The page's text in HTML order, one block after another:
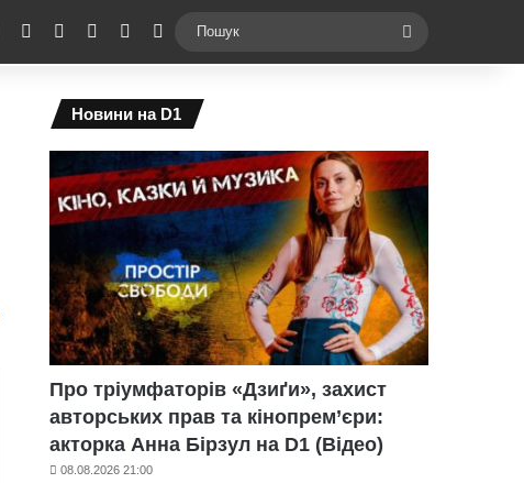
Facebook YouTubeInstagramTelegramSwitch skin
Новини на D1
Про тріумфаторів «Дзиґи», захист
авторських прав та кінопрем’єри:
акторка Анна Бірзул на D1 (Відео)
08.08.2026 21:00